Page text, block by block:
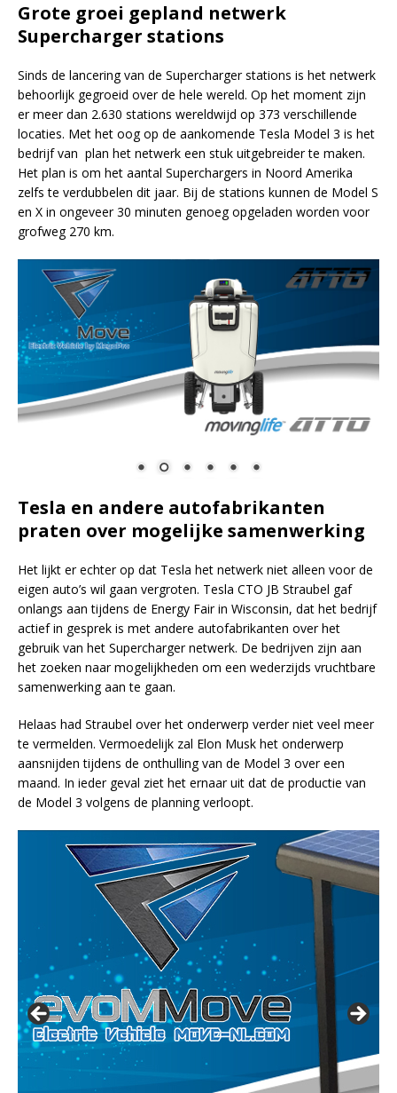
Grote groei gepland netwerk
Supercharger stations
Sinds de lancering van de Supercharger stations is het netwerk
behoorlijk gegroeid over de hele wereld. Op het moment zijn
er meer dan 2.630 stations wereldwijd op 373 verschillende
locaties. Met het oog op de aankomende Tesla Model 3 is het
bedrijf van plan het netwerk een stuk uitgebreider te maken.
Het plan is om het aantal Superchargers in Noord Amerika
zelfs te verdubbelen dit jaar. Bij de stations kunnen de Model S
en X in ongeveer 30 minuten genoeg opgeladen worden voor
grofweg 270 km.
Tesla en andere autofabrikanten
praten over mogelijke samenwerking
Het lijkt er echter op dat Tesla het netwerk niet alleen voor de
eigen auto’s wil gaan vergroten. Tesla CTO JB Straubel gaf
onlangs aan tijdens de Energy Fair in Wisconsin, dat het bedrijf
actief in gesprek is met andere autofabrikanten over het
gebruik van het Supercharger netwerk. De bedrijven zijn aan
het zoeken naar mogelijkheden om een wederzijds vruchtbare
samenwerking aan te gaan.
Helaas had Straubel over het onderwerp verder niet veel meer
te vermelden. Vermoedelijk zal Elon Musk het onderwerp
aansnijden tijdens de onthulling van de Model 3 over een
maand. In ieder geval ziet het ernaar uit dat de productie van
de Model 3 volgens de planning verloopt.